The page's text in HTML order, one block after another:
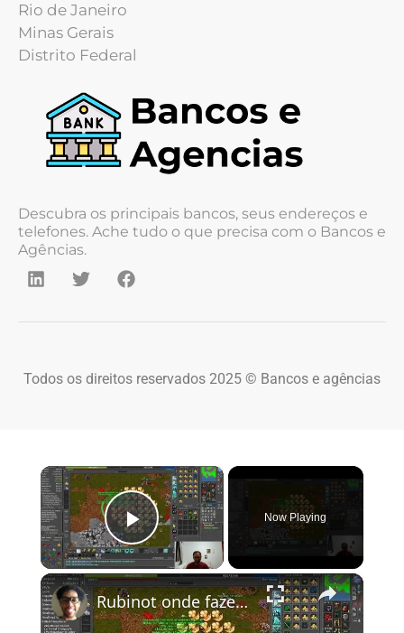
Rio de Janeiro
Minas Gerais
Distrito Federal
Descubra os principais bancos, seus endereços e
telefones. Ache tudo o que precisa com o Bancos e
Agências.
Todos os direitos reservados 2025 © Bancos e agências
×
Play Video
Now Playing
×
Rubinot onde fazer a Task de Oramond